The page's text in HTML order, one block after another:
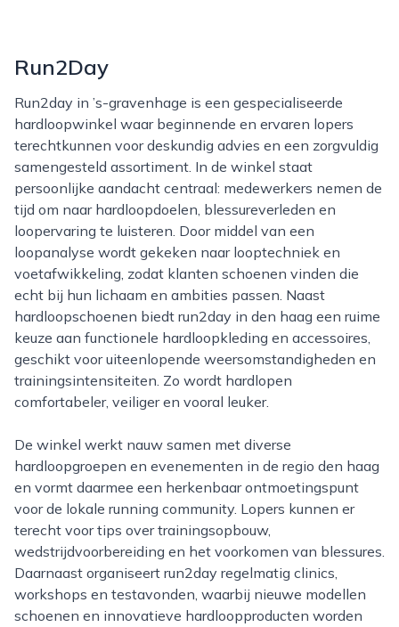
Run2Day
Run2day in ’s-gravenhage is een gespecialiseerde
hardloopwinkel waar beginnende en ervaren lopers
terechtkunnen voor deskundig advies en een zorgvuldig
samengesteld assortiment. In de winkel staat
persoonlijke aandacht centraal: medewerkers nemen de
tijd om naar hardloopdoelen, blessureverleden en
loopervaring te luisteren. Door middel van een
loopanalyse wordt gekeken naar looptechniek en
voetafwikkeling, zodat klanten schoenen vinden die
echt bij hun lichaam en ambities passen. Naast
hardloopschoenen biedt run2day in den haag een ruime
keuze aan functionele hardloopkleding en accessoires,
geschikt voor uiteenlopende weersomstandigheden en
trainingsintensiteiten. Zo wordt hardlopen
comfortabeler, veiliger en vooral leuker.
De winkel werkt nauw samen met diverse
hardloopgroepen en evenementen in de regio den haag
en vormt daarmee een herkenbaar ontmoetingspunt
voor de lokale running community. Lopers kunnen er
terecht voor tips over trainingsopbouw,
wedstrijdvoorbereiding en het voorkomen van blessures.
Daarnaast organiseert run2day regelmatig clinics,
workshops en testavonden, waarbij nieuwe modellen
schoenen en innovatieve hardloopproducten worden